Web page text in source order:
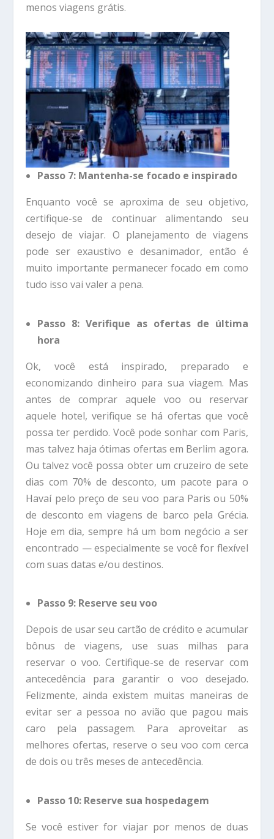
menos viagens grátis.
Passo 7: Mantenha-se focado e inspirado
Enquanto você se aproxima de seu objetivo,
certifique-se de continuar alimentando seu
desejo de viajar. O planejamento de viagens
pode ser exaustivo e desanimador, então é
muito importante permanecer focado em como
tudo isso vai valer a pena.
Passo 8: Verifique as ofertas de última
hora
Ok, você está inspirado, preparado e
economizando dinheiro para sua viagem. Mas
antes de comprar aquele voo ou reservar
aquele hotel, verifique se há ofertas que você
possa ter perdido. Você pode sonhar com Paris,
mas talvez haja ótimas ofertas em Berlim agora.
Ou talvez você possa obter um cruzeiro de sete
dias com 70% de desconto, um pacote para o
Havaí pelo preço de seu voo para Paris ou 50%
de desconto em viagens de barco pela Grécia.
Hoje em dia, sempre há um bom negócio a ser
encontrado — especialmente se você for flexível
com suas datas e/ou destinos.
Passo 9: Reserve seu voo
Depois de usar seu cartão de crédito e acumular
bônus de viagens, use suas milhas para
reservar o voo. Certifique-se de reservar com
antecedência para garantir o voo desejado.
Felizmente, ainda existem muitas maneiras de
evitar ser a pessoa no avião que pagou mais
caro pela passagem. Para aproveitar as
melhores ofertas, reserve o seu voo com cerca
de dois ou três meses de antecedência.
Passo 10: Reserve sua hospedagem
Se você estiver for viajar por menos de duas